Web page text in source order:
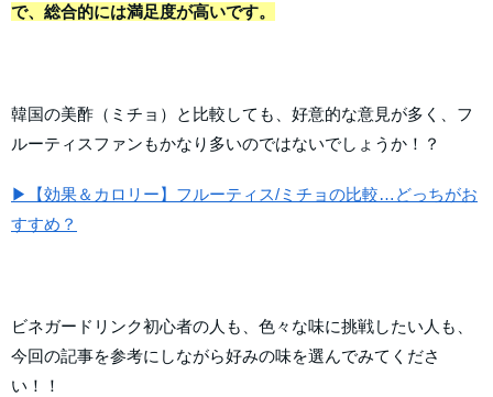
で、総合的には満足度が高いです。
韓国の美酢（ミチョ）と比較しても、好意的な意見が多く、フ
ルーティスファンもかなり多いのではないでしょうか！？
▶【効果＆カロリー】フルーティス/ミチョの比較…どっちがお
すすめ？
ビネガードリンク初心者の人も、色々な味に挑戦したい人も、
今回の記事を参考にしながら好みの味を選んでみてくださ
い！！